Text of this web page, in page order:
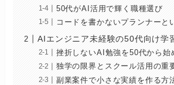
50代がAI活用で輝く職種選び
コードを書かないプランナーと
AIエンジニア未経験の50代向け学
挫折しないAI勉強を50代から始
独学の限界とスクール活用の重
副業案件で小さな実績を作る方